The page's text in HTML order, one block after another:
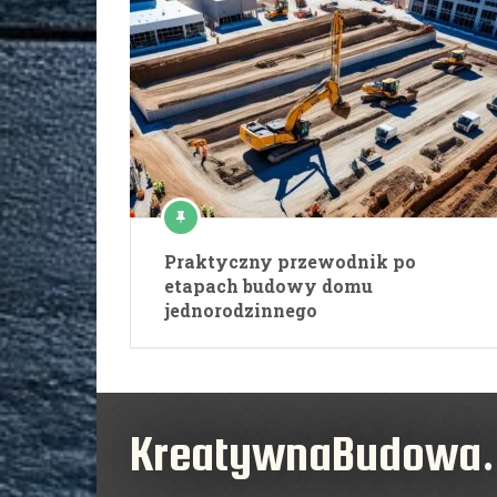
Praktyczny przewodnik po
etapach budowy domu
jednorodzinnego